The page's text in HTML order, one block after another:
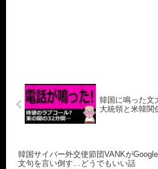
韓国に鳴った文
大統領と米韓関
韓国サイバー外交使節団VANKが
文句を言い倒す…どうでもいい話